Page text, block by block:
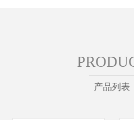
产品列表